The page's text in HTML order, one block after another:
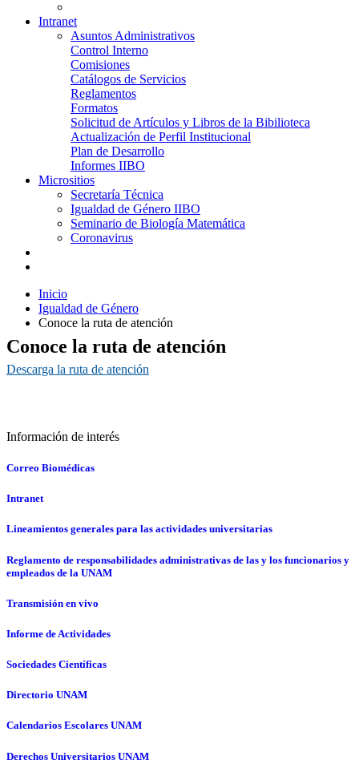
Intranet
Asuntos Administrativos
Control Interno
Comisiones
Catálogos de Servicios
Reglamentos
Formatos
Solicitud de Artículos y Libros de la Bibilioteca
Actualización de Perfil Institucional
Plan de Desarrollo
Informes IIBO
Micrositios
Secretaría Técnica
Igualdad de Género IIBO
Seminario de Biología Matemática
Coronavirus
Inicio
Igualdad de Género
Conoce la ruta de atención
Conoce la ruta de atención
Descarga la ruta de atención
Información de interés
Correo Biomédicas
Intranet
Lineamientos generales para las actividades universitarias
Reglamento de responsabilidades administrativas de las y los funcionarios y
empleados de la UNAM
Transmisión en vivo
Informe de Actividades
Sociedades Científicas
Directorio UNAM
Calendarios Escolares UNAM
Derechos Universitarios UNAM